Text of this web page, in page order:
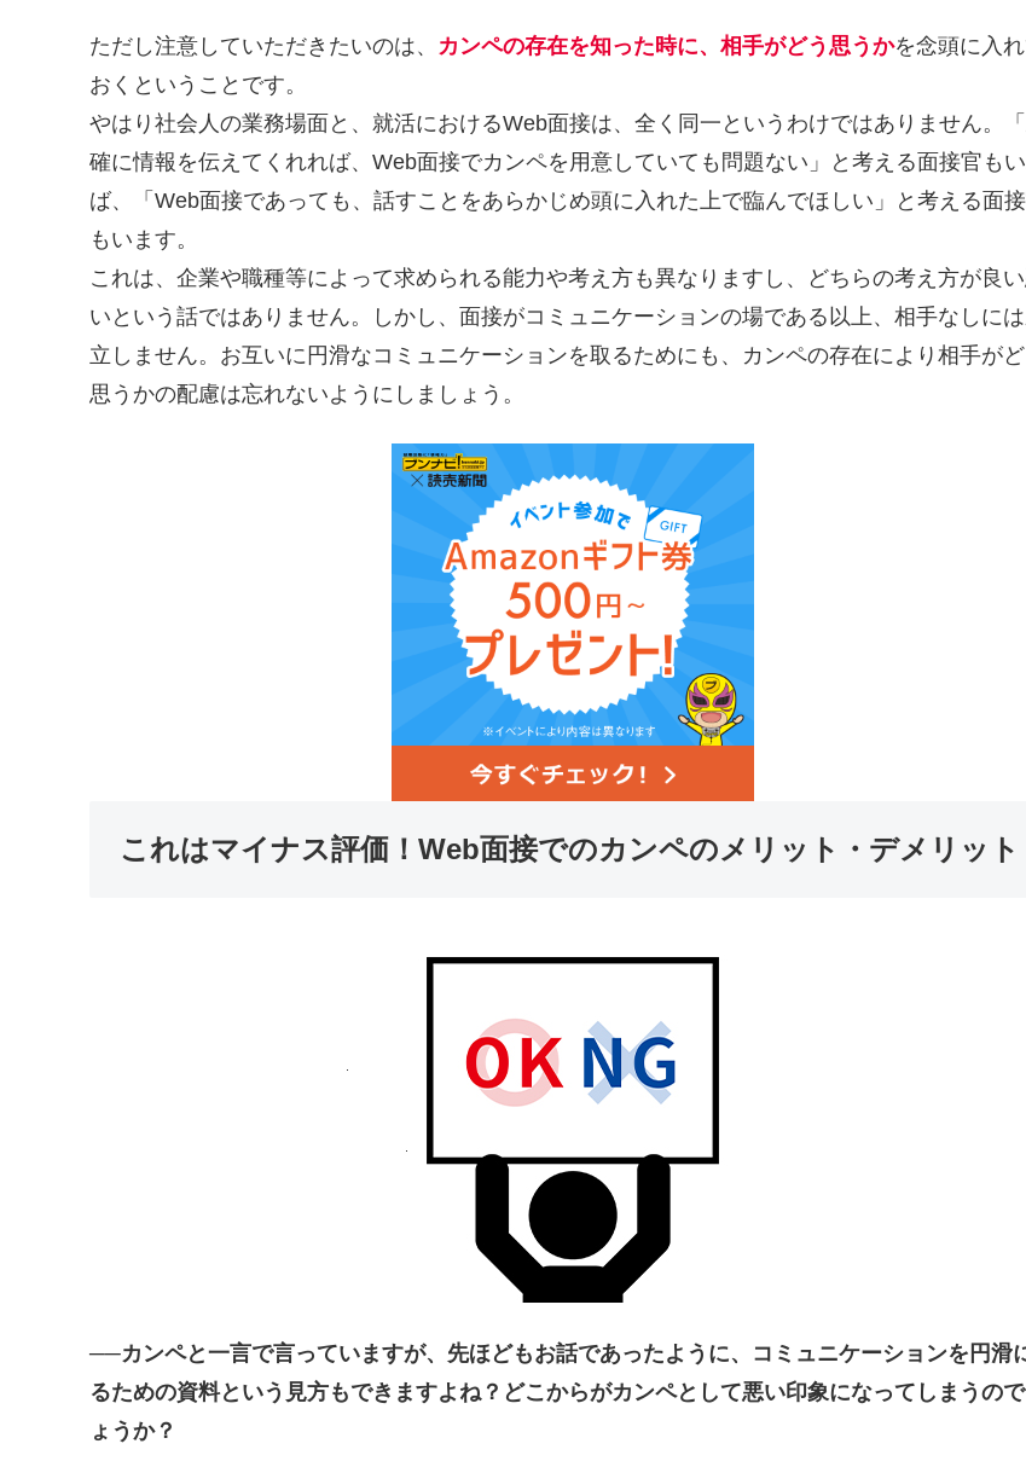
ただし注意していただきたいのは、 カンペの存在を知った時に、相手がどう思うかを念頭に入
おくということです。
やはり社会人の業務場面と、就活におけるWeb面接は、全く同一というわけではありません。
確に情報を伝えてくれれば、Web面接でカンペを用意していても問題ない」と考える面接官も
ば、「Web面接であっても、話すことをあらかじめ頭に入れた上で臨んでほしい」と考える面
もいます。
これは、企業や職種等によって求められる能力や考え方も異なりますし、どちらの考え方が良
いという話ではありません。しかし、面接がコミュニケーションの場である以上、相手なしに
立しません。お互いに円滑なコミュニケーションを取るためにも、カンペの存在により相手がど
思うかの配慮は忘れないようにしましょう。
これはマイナス評価！Web面接でのカンペのメリット・デメリット
──カンペと一言で言っていますが、先ほどもお話であったように、コミュニケーションを円滑
るための資料という見方もできますよね？どこからがカンペとして悪い印象になってしまうの
ょうか？